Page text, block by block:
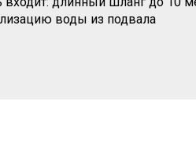
воды из подвала